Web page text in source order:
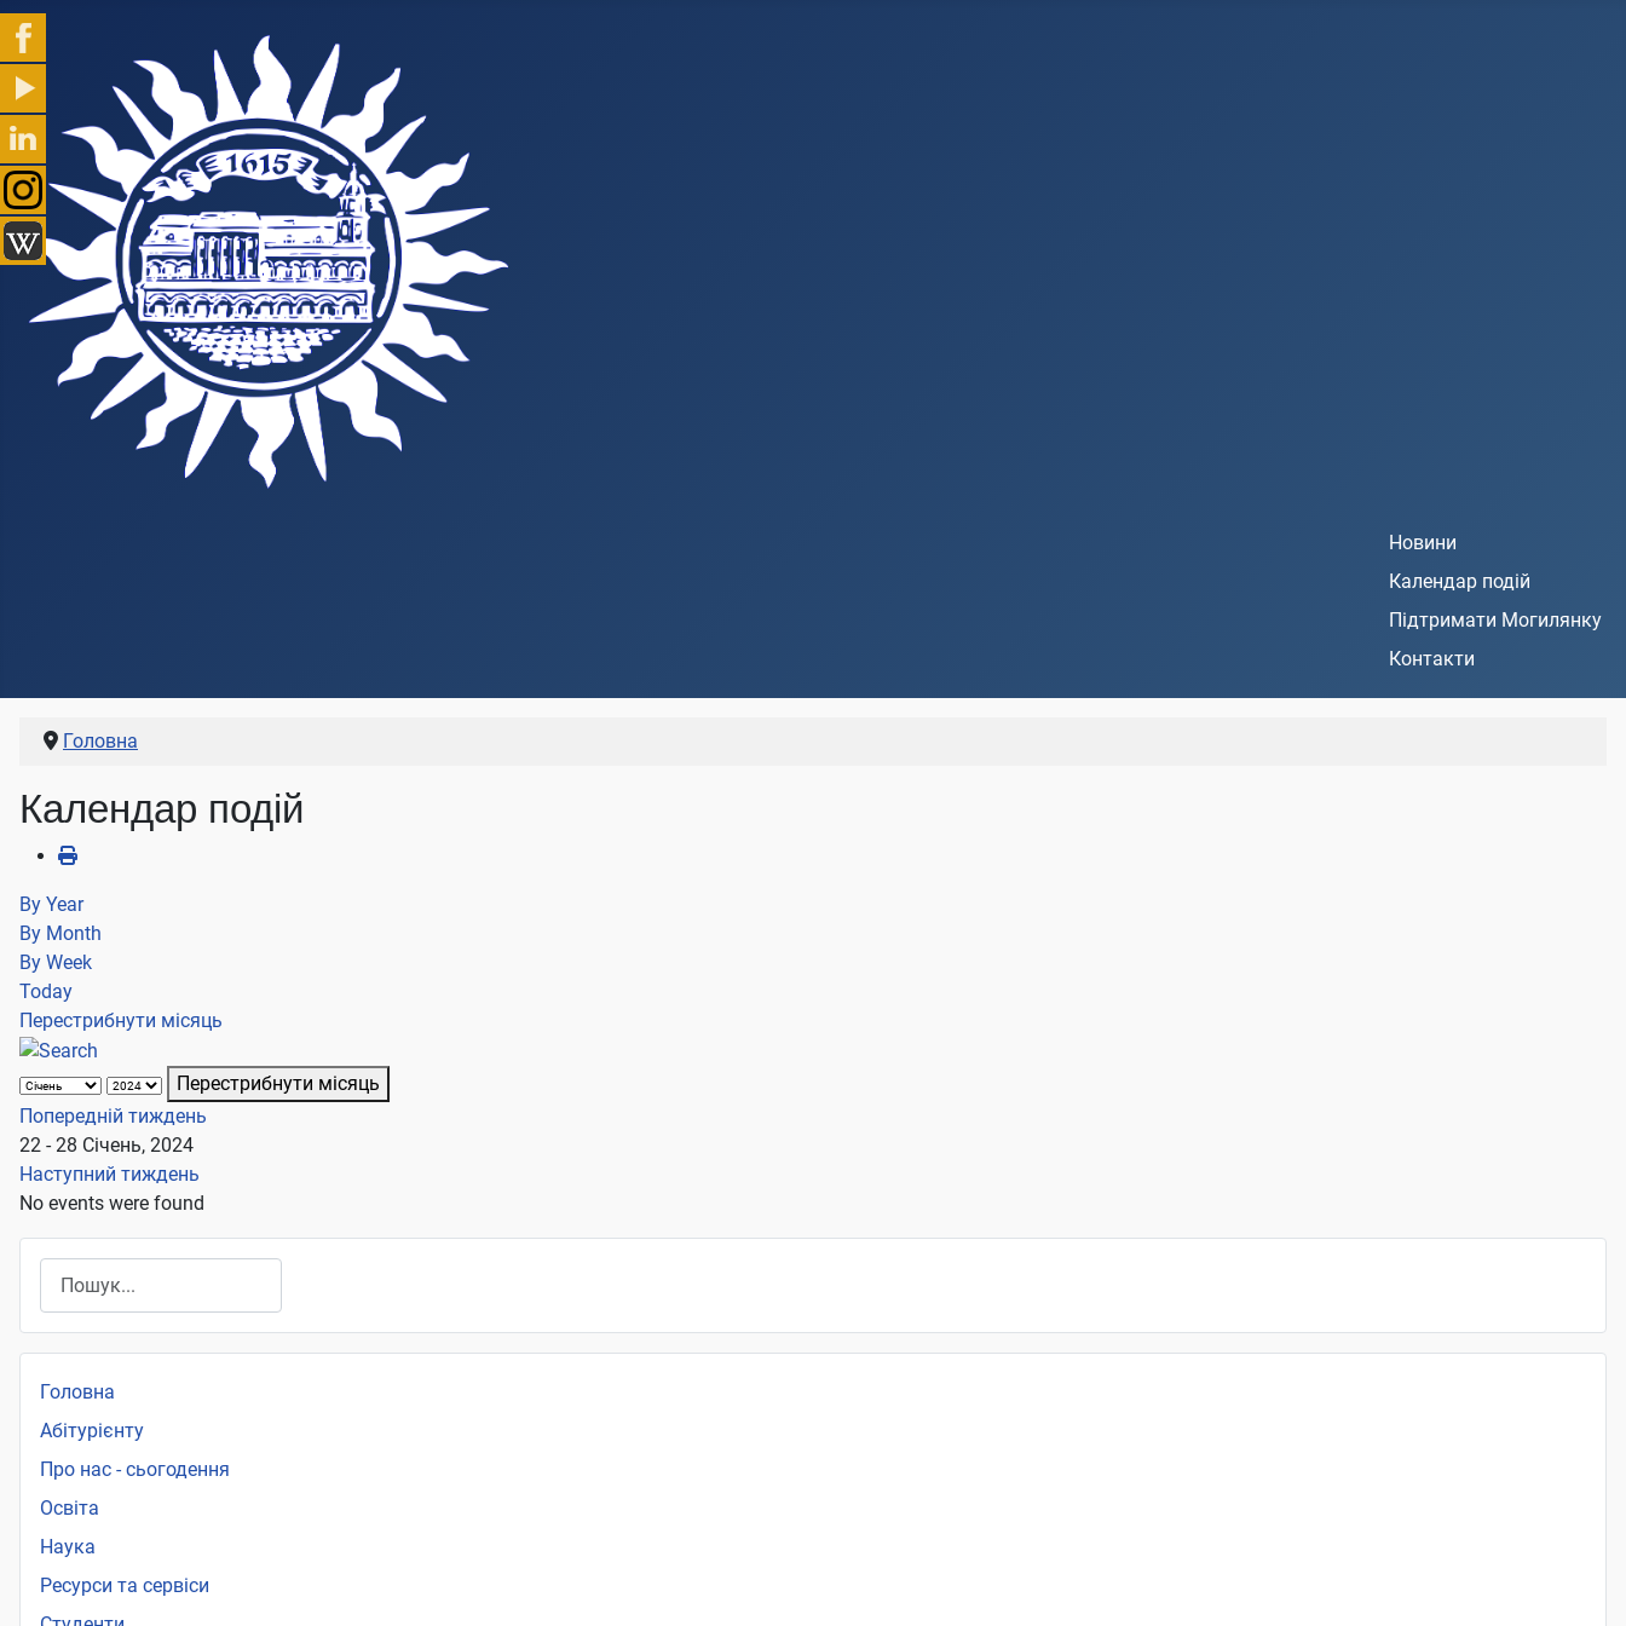
Новини
Календар подій
Підтримати Могилянку
Контакти
Головна
Календар подій
By Year
By Month
By Week
Today
Перестрибнути місяць
Перестрибнути місяць
Попередній тиждень
22 - 28 Січень, 2024
Наступний тиждень
No events were found
Головна
Абітурієнту
Про нас - сьогодення
Освіта
Наука
Ресурси та сервіси